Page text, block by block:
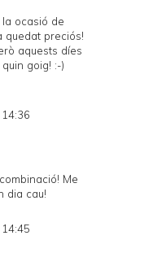
ocasió de
quedat preciós!
aquests díes
goig! :-)
Me
dia cau!